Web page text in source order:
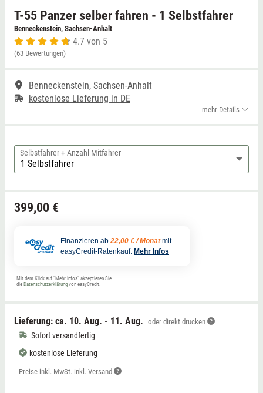
T-55 Panzer selber fahren - 1 Selbstfahrer
Benneckenstein, Sachsen-Anhalt
4.7 von 5
(63 Bewertungen)
Benneckenstein, Sachsen-Anhalt
kostenlose Lieferung in DE
mehr Details
Selbstfahrer + Anzahl Mitfahrer
399,00 €
Finanzieren ab 22,00 € / Monat mit
easyCredit-Ratenkauf. Mehr Infos
Mit dem Klick auf "Mehr Infos" akzeptieren Sie
die Datenschutzerklärung von easyCredit.
Lieferung: ca. 10. Aug. - 11. Aug. oder direkt drucken
Sofort versandfertig
kostenlose Lieferung
Preise inkl. MwSt. inkl. Versand
Niedersachsen
NRW
Rheinland-Pfalz
Sachsen
Sachsen-Anhalt
Schleswig-Holstein
Thale
Weißwasser
Züttlingen